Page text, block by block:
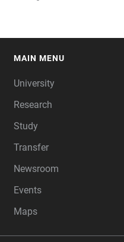
MAIN MENU
University
Research
Study
Transfer
Newsroom
Events
Maps